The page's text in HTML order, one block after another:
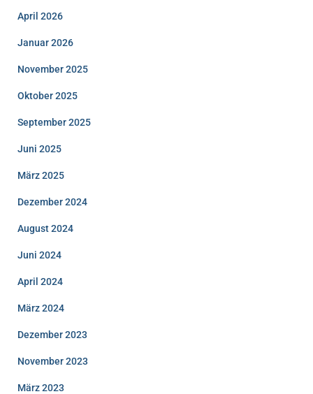
April 2026
Januar 2026
November 2025
Oktober 2025
September 2025
Juni 2025
März 2025
Dezember 2024
August 2024
Juni 2024
April 2024
März 2024
Dezember 2023
November 2023
März 2023